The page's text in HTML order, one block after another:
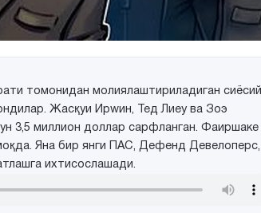
томонидан молиялаштириладиган сиёсий
Жаcқуи Ирwин, Тед Лиеу ва Зоэ
3,5 миллион доллар сарфланган. Фаиршаке
Яна бир янги ПАC, Дефенд Девелоперс,
ихтисослашади.